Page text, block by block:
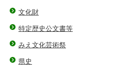
文化財
特定歴史公文書等
みえ文化芸術祭
県史